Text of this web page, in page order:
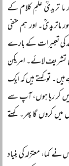
تریدیؒ علمِ کلام کے
اور ہم حنفی
کی تعبیرات کے بارے
تشریف لائے۔ امریکن
ہیں۔ تو کہتے ہیں کہ ایک
کر رہا ہوں، آپ سے
کروں گا پھر۔ کہتے
کہا، معتزلہ کی بنیاد